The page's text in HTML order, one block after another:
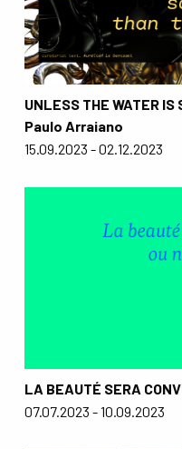
UNLESS THE WATER
Paulo Arraiano
15.09.2023 - 02.12.2023
LA BEAUTÉ SERA
07.07.2023 - 10.09.2023